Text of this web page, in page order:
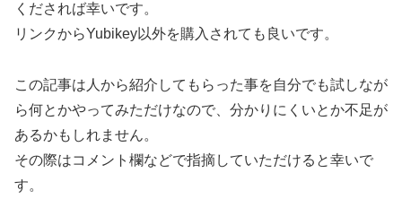
くだされば幸いです。
リンクからYubikey以外を購入されても良いです。
この記事は人から紹介してもらった事を自分でも試しなが
ら何とかやってみただけなので、分かりにくいとか不足が
あるかもしれません。
その際はコメント欄などで指摘していただけると幸いで
す。